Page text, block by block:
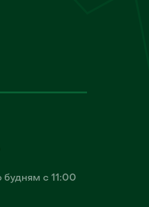
будням с 11:00